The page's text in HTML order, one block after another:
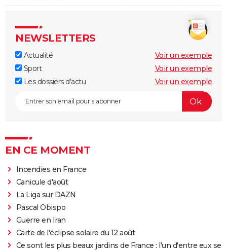
NEWSLETTERS
Actualité
Voir un exemple
Sport
Voir un exemple
Les dossiers d'actu
Voir un exemple
EN CE MOMENT
Incendies en France
Canicule d'août
La Liga sur DAZN
Pascal Obispo
Guerre en Iran
Carte de l'éclipse solaire du 12 août
Ce sont les plus beaux jardins de France : l'un d'entre eux se